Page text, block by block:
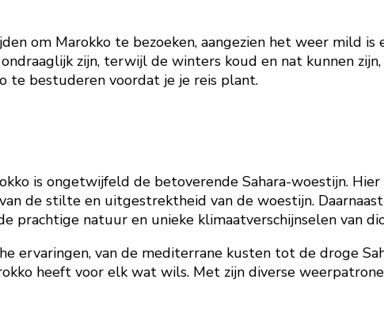
om Marokko te bezoeken, aangezien het weer mild is
zijn, terwijl de winters koud en nat kunnen
te bestuderen voordat je je reis plant.
is ongetwijfeld de betoverende Sahara-woestijn.
de stilte en uitgestrektheid van de woestijn.
prachtige natuur en unieke klimaatverschijnselen van
ervaringen, van de mediterrane kusten tot de droge
heeft voor elk wat wils. Met zijn diverse